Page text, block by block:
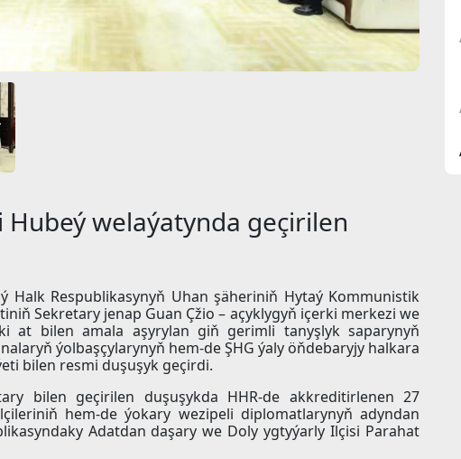
welaýatynda geçirilen
Halk Respublikasynyň Uhan şäheriniň Hytaý Kommunistik
Sekretary jenap Guan Çžio – açyklygyň içerki merkezi we
at bilen amala aşyrylan giň gerimli tanyşlyk saparynyň
ýolbaşçylarynyň hem-de ŞHG ýaly öňdebaryjy halkara
bilen resmi duşuşyk geçirdi.
bilen geçirilen duşuşykda HHR-de akkreditirlenen 27
hem-de ýokary wezipeli diplomatlarynyň adyndan
Adatdan daşary we Doly ygtyýarly Ilçisi Parahat